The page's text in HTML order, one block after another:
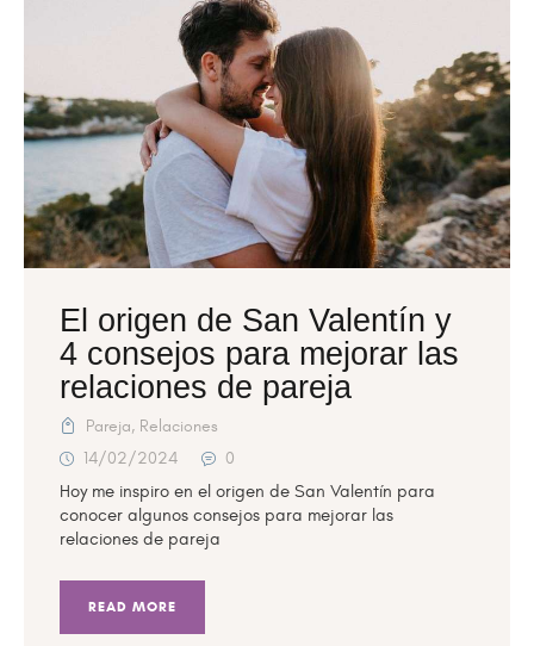
El origen de San Valentín y
4 consejos para mejorar las
relaciones de pareja
Pareja, Relaciones
14/02/2024
0
Hoy me inspiro en el origen de San Valentín para
conocer algunos consejos para mejorar las
relaciones de pareja
READ MORE